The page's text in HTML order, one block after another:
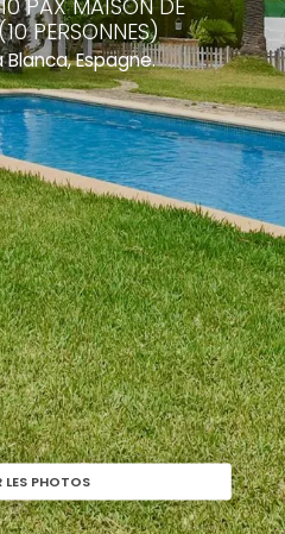
PAX MAISON DE
PERSONNES)
Espagne.
LES PHOTOS